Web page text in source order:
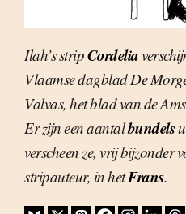
Ilah’s stripCordelia
Vlaamse dagbladDe
Valvas, het blad van de
Er zijn een aantalbundels
verscheen ze, vrij bijzonder
stripauteur, in hetFrans.